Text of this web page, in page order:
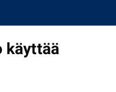
käyttää